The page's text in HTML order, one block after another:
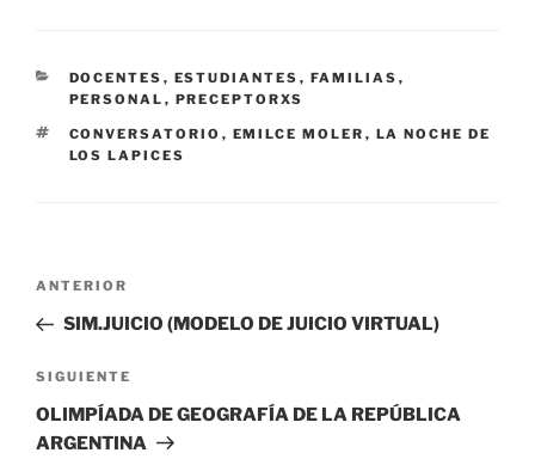
CATEGORÍAS
DOCENTES , ESTUDIANTES , FAMILIAS ,
PERSONAL , PRECEPTORXS
ETIQUETAS
CONVERSATORIO , EMILCE MOLER , LA NOCHE DE
LOS LAPICES
Navegación
entradas
Entrada
anterior
ANTERIOR
SIM.JUICIO (MODELO DE JUICIO VIRTUAL)
Siguiente
entrada
SIGUIENTE
OLIMPÍADA DE GEOGRAFÍA DE LA REPÚBLICA
ARGENTINA